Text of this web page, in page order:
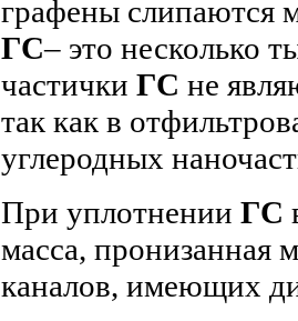
графены слипаются
ГС– это несколько
частички ГС не
так как в
углеродных
При уплотнении ГС
масса, пронизанная
каналов, имеющих